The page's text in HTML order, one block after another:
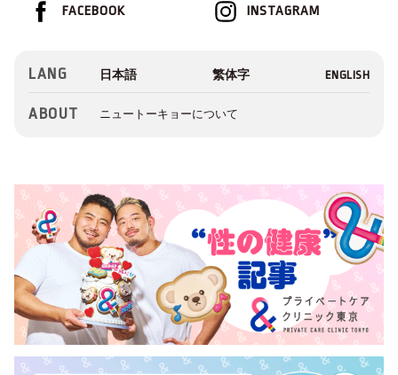
INSTAGRAM
FACEBOOK
LANG
ABOUT ニュートーキョーについて